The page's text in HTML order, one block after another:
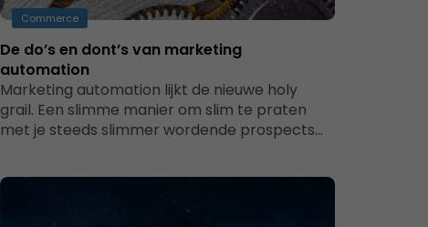
Commerce
De do’s en dont’s van marketing
automation
Marketing automation lijkt de nieuwe holy
grail. Een slimme manier om slim te praten
met je steeds slimmer wordende prospects…